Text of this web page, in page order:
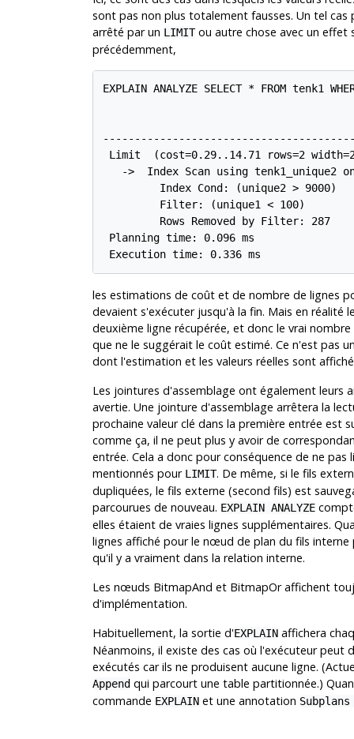
sont pas non plus totalement fausses. Un tel
arrêté par un LIMITou autre chose avec un effet
précédemment,
EXPLAIN ANALYZE SELECT * FROM tenk1
Limit  (cost=0.29..14.71 rows=2
->  Index Scan using tenk1_unique2
         Index Cond: (unique2 > 9000)
         Filter: (unique1 < 100)
         Rows Removed by Filter: 287
Planning time: 0.096 ms
Execution time: 0.336 ms
les estimations de coût et de nombre de lignes
devaient s'exécuter jusqu'à la fin. Mais en
deuxième ligne récupérée, et donc le vrai
que ne le suggérait le coût estimé. Ce n'est pas
dont l'estimation et les valeurs réelles sont
Les jointures d'assemblage ont également leurs
avertie. Une jointure d'assemblage arrêtera la
prochaine valeur clé dans la première entrée est
comme ça, il ne peut plus y avoir de
entrée. Cela a donc pour conséquence de ne
mentionnés pour LIMIT. De même, si le fils
dupliquées, le fils externe (second fils) est
parcourues de nouveau. EXPLAIN ANALYZE
elles étaient de vraies lignes supplémentaires.
lignes affiché pour le nœud de plan du fils
qu'il y a vraiment dans la relation interne.
Les nœuds BitmapAnd et BitmapOr affichent
d'implémentation.
Habituellement, la sortie d'EXPLAINaffichera
Néanmoins, il existe des cas où l'exécuteur
exécutés car ils ne produisent aucune ligne.
Appendqui parcourt une table partitionnée.)
commande EXPLAINet une annotation